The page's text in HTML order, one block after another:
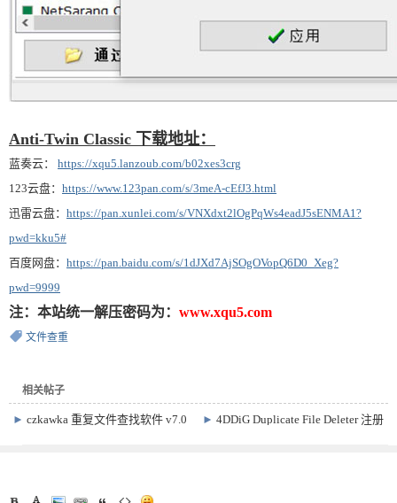
Anti-Twin Classic 下载地址：
蓝奏云： https://xqu5.lanzoub.com/b02xes3crg
123云盘： https://www.123pan.com/s/3meA-cEfJ3.html
迅雷云盘： https://pan.xunlei.com/s/VNXdxt2lOgPqWs4eadJ5sENMA1?
pwd=kku5#
百度网盘： https://pan.baidu.com/s/1dJXd7AjSOgOVopQ6D0_Xeg?
pwd=9999
注：本站统一解压密码为： www.xqu5.com
文件查重
相关帖子
►czkawka 重复文件查找软件 v7.0 ►4DDiG Duplicate File Deleter 注册